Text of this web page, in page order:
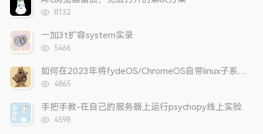
章
浏
次
8132
一加3t扩容system实录
浏
次
5466
如何在2023年将fydeOS/ChromeOS自带linux子系统更改为arch？
浏
次
4865
手把手教-在自己的服务器上运行psychopy线上实验
浏
4598